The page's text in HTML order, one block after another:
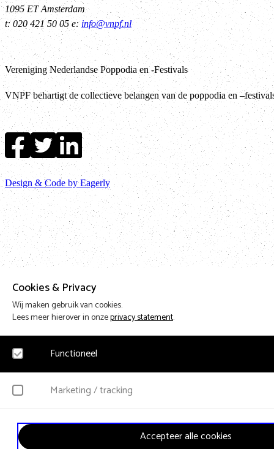
Cookies & Privacy
Wij maken gebruik van cookies.
Lees meer hierover in onzeprivacy statement.
Functioneel
Noodzakelijk
geplaatst. Hierbij worden geen persoonsgegevens verzameld.
Marketing / tracking
YouTube
Klikgedrag, bekeken video’s en aangepaste voorkeuren worden verzameld.
Accepteer alle cookies
1095 ET Amsterdam
t: 020 421 50 05 e:info@vnpf.nl
Vereniging Nederlandse Poppodia en -Festivals
VNPF behartigt de collectieve belangen van de poppodia en
Design & Code by Eagerly